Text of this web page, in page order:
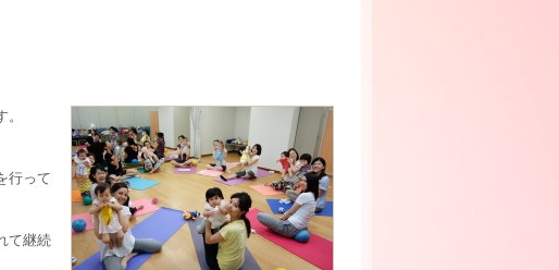
行って
て継続